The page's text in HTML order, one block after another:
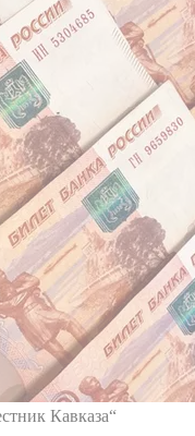
Кавказа“